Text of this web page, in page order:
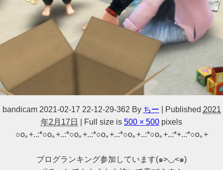
bandicam 2021-02-17 22-12-29-362 By ちー Published 2021
年2月17日
Full size is 500 × 500 pixels
○o｡+..:*○o｡+..:*○o｡+..:*○o｡+..:*○o｡+..:*○o｡+..:*+..:*○o｡+
ブログランキング参加しています(๑>◡<๑)